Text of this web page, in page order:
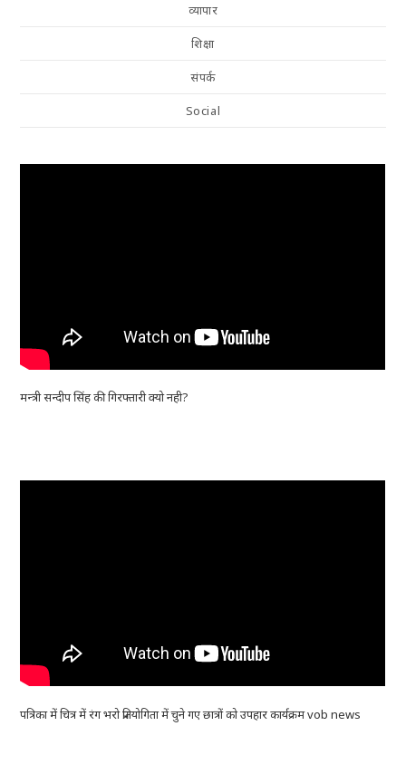
व्यापार
शिक्षा
संपर्क
Social
मन्त्री सन्दीप सिंह की गिरफ्तारी क्यो नही?
पत्रिका में चित्र में रंग भरो प्रतियोगिता में चुने गए छात्रों को उपहार कार्यक्रम vob news